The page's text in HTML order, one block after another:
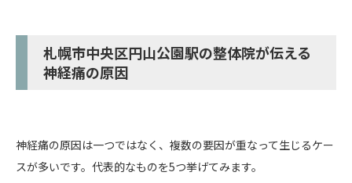
札幌市中央区円山公園駅の整体院が伝える
神経痛の原因
神経痛の原因は一つではなく、複数の要因が重なって生じるケー
スが多いです。代表的なものを5つ挙げてみます。